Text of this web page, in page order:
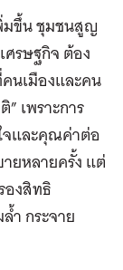
มขึ้น ชุมชนสูญ
รษฐกิจ ต้อง
นเมืองและคน
เพราะการ
จและคุณค่าต่อ
ยหลายครั้ง แต่
องสิทธิ
ำ กระจาย